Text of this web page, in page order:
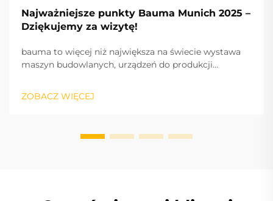
Najważniejsze punkty Bauma Munich 2025 –
Dziękujemy za wizytę!
bauma to więcej niż największa na świecie wystawa
maszyn budowlanych, urządzeń do produkcji
międzynarodowy silnik sukcesu, napędzający
ZOBACZ WIĘCEJ